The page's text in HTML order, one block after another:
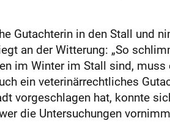
Gutachterin in den Stall und
an der Witterung: „So
im Winter im Stall sind, muss
ein veterinärrechtliches
vorgeschlagen hat, konnte
die Untersuchungen